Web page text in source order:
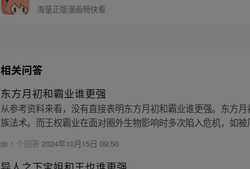
海量正版漫画畅快看
相关问答
东方月初和霸业谁更强
从参考资料来看，没有直接表明东方月初和霸业谁更强。东方
族法术。而王权霸业在面对圈外生物影响时多次陷入危机，如
1 个回答2024年10月15日 09:50